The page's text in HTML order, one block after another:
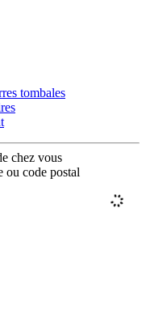
tombales
chez vous
ou code postal